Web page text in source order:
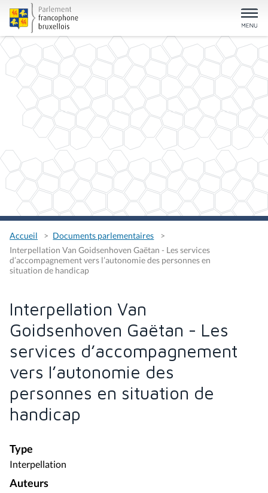
Accueil
Documents parlementaires
Interpellation Van Goidsenhoven Gaëtan - Les services
d’accompagnement vers l’autonomie des personnes en
situation de handicap
Interpellation Van
Goidsenhoven Gaëtan - Les
services d’accompagnement
vers l’autonomie des
personnes en situation de
handicap
Type
Interpellation
Auteurs